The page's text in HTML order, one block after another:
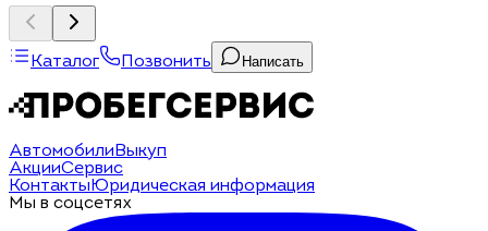
Каталог Позвонить Написать
Автомобили Выкуп
АкцииСервис
Контакты Юридическая информация
Мы в соцсетях